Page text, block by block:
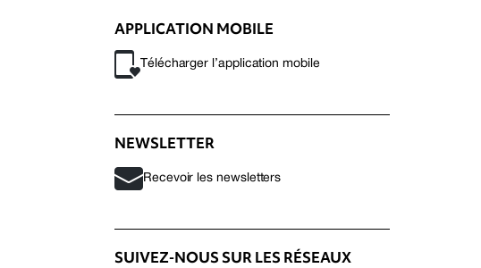
APPLICATION MOBILE
Télécharger l’application mobile
NEWSLETTER
Recevoir les newsletters
SUIVEZ-NOUS SUR LES RÉSEAUX